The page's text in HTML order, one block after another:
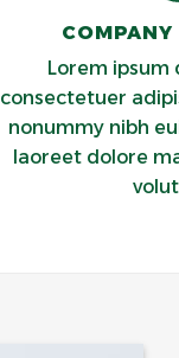
COMPANY
Lorem ipsum
consectetuer
nonummy nibh
laoreet dolore